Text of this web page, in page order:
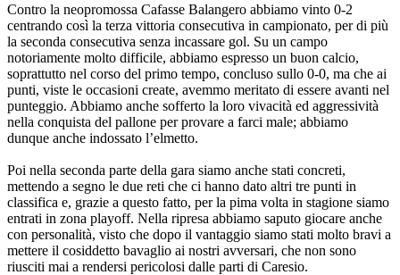
Contro la neopromossa Cafasse Balangero abbiamo vinto 0-2
centrando così la terza vittoria consecutiva in campionato, per di più
la seconda consecutiva senza incassare gol. Su un campo
notoriamente molto difficile, abbiamo espresso un buon calcio,
soprattutto nel corso del primo tempo, concluso sullo 0-0, ma che ai
punti, viste le occasioni create, avemmo meritato di essere avanti nel
punteggio. Abbiamo anche sofferto la loro vivacità ed aggressività
nella conquista del pallone per provare a farci male; abbiamo
dunque anche indossato l’elmetto.
Poi nella seconda parte della gara siamo anche stati concreti,
mettendo a segno le due reti che ci hanno dato altri tre punti in
classifica e, grazie a questo fatto, per la pima volta in stagione siamo
entrati in zona playoff. Nella ripresa abbiamo saputo giocare anche
con personalità, visto che dopo il vantaggio siamo stati molto bravi a
mettere il cosiddetto bavaglio ai nostri avversari, che non sono
riusciti mai a rendersi pericolosi dalle parti di Caresio.